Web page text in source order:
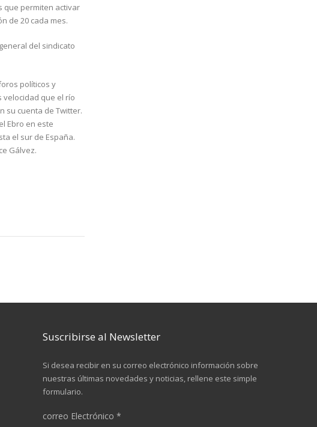
que permiten activar
de 20 cada mes.
del sindicato
políticos y
velocidad que el río
su cuenta de Twitter.
Ebro en este
el sur de España.
Gálvez.
Suscribirse al Newsletter
Si desea recibir en su correo electrónico información sobre
nuestras últimas novedades y noticias, rellene este simple
formulario.
correo Electrónico *